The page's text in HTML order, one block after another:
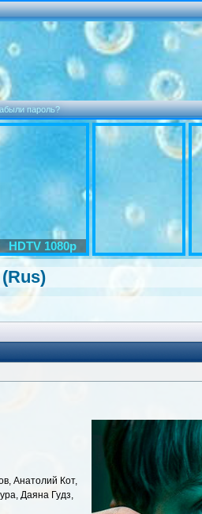
пароль?
HDTV 1080p
Анатолий Кот,
Даяна Гудз,